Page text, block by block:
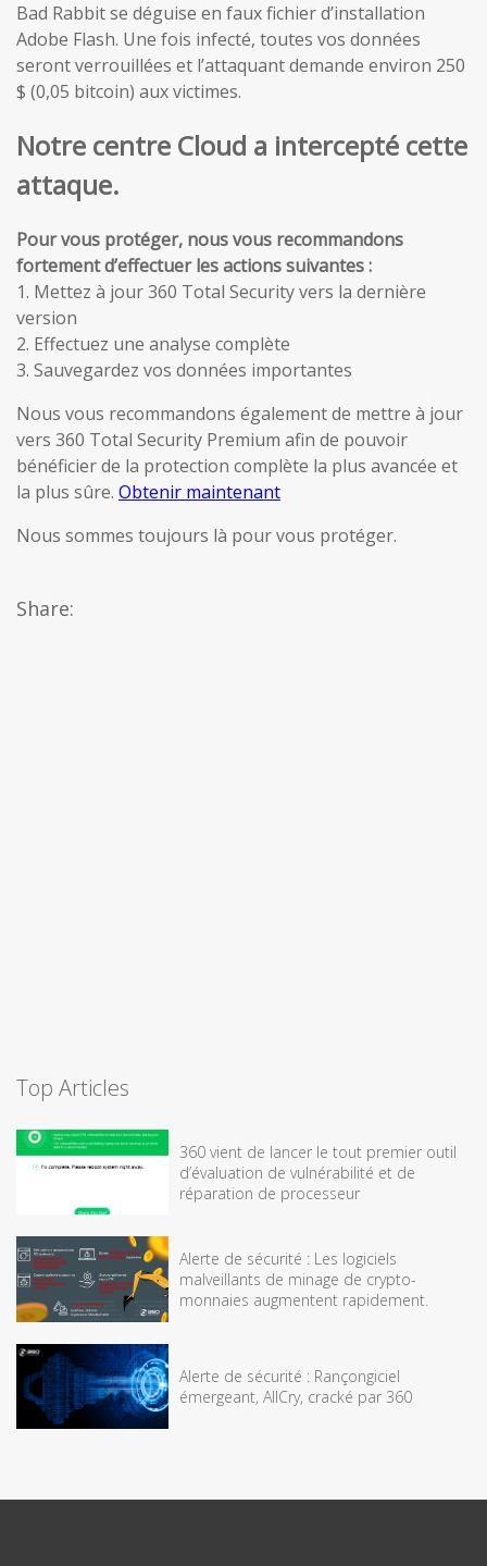
Bad Rabbit se déguise en faux fichier d’installation
Adobe Flash. Une fois infecté, toutes vos données
seront verrouillées et l’attaquant demande environ 250
$ (0,05 bitcoin) aux victimes.
Notre centre Cloud a intercepté cette
attaque.
Pour vous protéger, nous vous recommandons
fortement d’effectuer les actions suivantes :
1. Mettez à jour 360 Total Security vers la dernière
version
2. Effectuez une analyse complète
3. Sauvegardez vos données importantes
Nous vous recommandons également de mettre à jour
vers 360 Total Security Premium afin de pouvoir
bénéficier de la protection complète la plus avancée et
la plus sûre. Obtenir maintenant
Nous sommes toujours là pour vous protéger.
Share:
Top Articles
360 vient de lancer le tout premier outil
d’évaluation de vulnérabilité et de
réparation de processeur
Alerte de sécurité : Les logiciels
malveillants de minage de crypto-
monnaies augmentent rapidement.
Alerte de sécurité : Rançongiciel
émergeant, AllCry, cracké par 360